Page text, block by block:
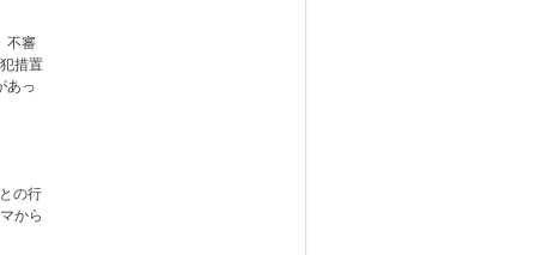
不審
措置
あっ
の行
から